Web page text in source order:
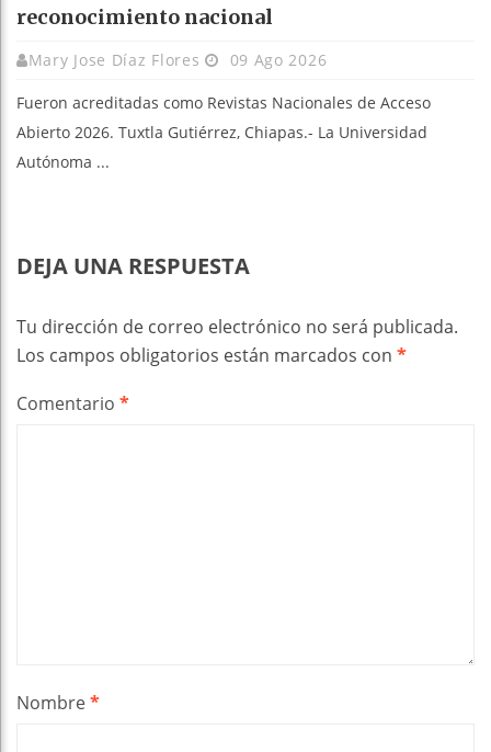
reconocimiento nacional
Mary Jose Díaz Flores 09 Ago 2026
Fueron acreditadas como Revistas Nacionales de Acceso
Abierto 2026. Tuxtla Gutiérrez, Chiapas.- La Universidad
Autónoma ...
DEJA UNA RESPUESTA
Tu dirección de correo electrónico no será publicada.
Los campos obligatorios están marcados con *
Comentario *
Nombre*